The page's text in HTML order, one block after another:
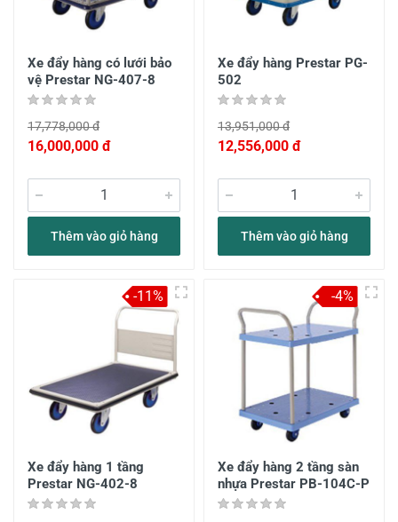
Xe đẩy hàng có lưới bảo
vệ Prestar NG-407-8
17,778,000 đ
16,000,000 đ
Thêm vào giỏ hàng
Xe đẩy hàng Prestar PG-
502
13,951,000 đ
12,556,000 đ
Thêm vào giỏ hàng
Xe đẩy hàng 1 tầng
Prestar NG-402-8
-11%
Xe đẩy hàng 2 tầng sàn
nhựa Prestar PB-104C-P
-4%